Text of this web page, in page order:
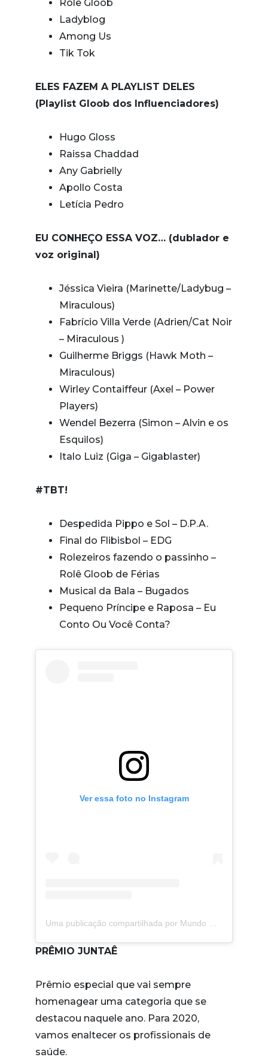
Rolê Gloob
Ladyblog
Among Us
Tik Tok
ELES FAZEM A PLAYLIST DELES
(Playlist Gloob dos Influenciadores)
Hugo Gloss
Raissa Chaddad
Any Gabrielly
Apollo Costa
Letícia Pedro
EU CONHEÇO ESSA VOZ… (dublador e
voz original)
Jéssica Vieira (Marinette/Ladybug –
Miraculous)
Fabrício Villa Verde (Adrien/Cat Noir
– Miraculous )
Guilherme Briggs (Hawk Moth –
Miraculous)
Wirley Contaiffeur (Axel – Power
Players)
Wendel Bezerra (Simon – Alvin e os
Esquilos)
Italo Luiz (Giga – Gigablaster)
#TBT!
Despedida Pippo e Sol – D.P.A.
Final do Flibisbol – EDG
Rolezeiros fazendo o passinho –
Rolê Gloob de Férias
Musical da Bala – Bugados
Pequeno Príncipe e Raposa – Eu
Conto Ou Você Conta?
Ver essa foto no Instagram
Uma publicação compartilhada por Mundo Gloob (@mundogloob)
PRÊMIO JUNTAÊ
Prêmio especial que vai sempre
homenagear uma categoria que se
destacou naquele ano. Para 2020,
vamos enaltecer os profissionais de
saúde.